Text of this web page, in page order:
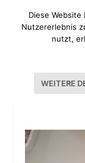
2013-08-
Diese
Nutzererlebnis
nutzt,
WEITERE